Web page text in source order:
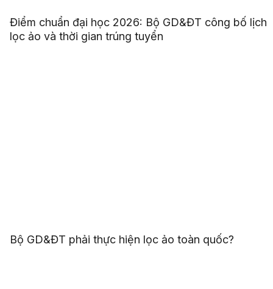
Điểm chuẩn đại học 2026: Bộ GD&ĐT công bố lịch
lọc ảo và thời gian trúng tuyển
Bộ GD&ĐT phải thực hiện lọc ảo toàn quốc?